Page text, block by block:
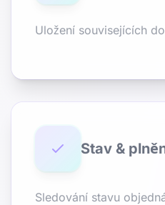
Uložení souvisejících
Stav &
Sledování stavu